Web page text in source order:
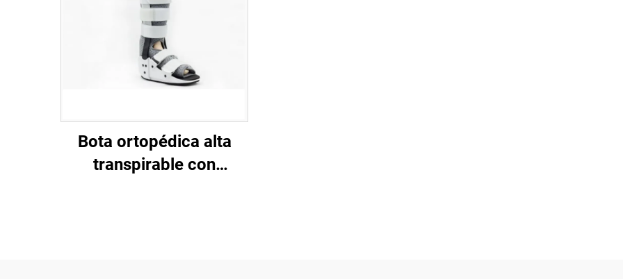
Bota ortopédica alta
transpirable con